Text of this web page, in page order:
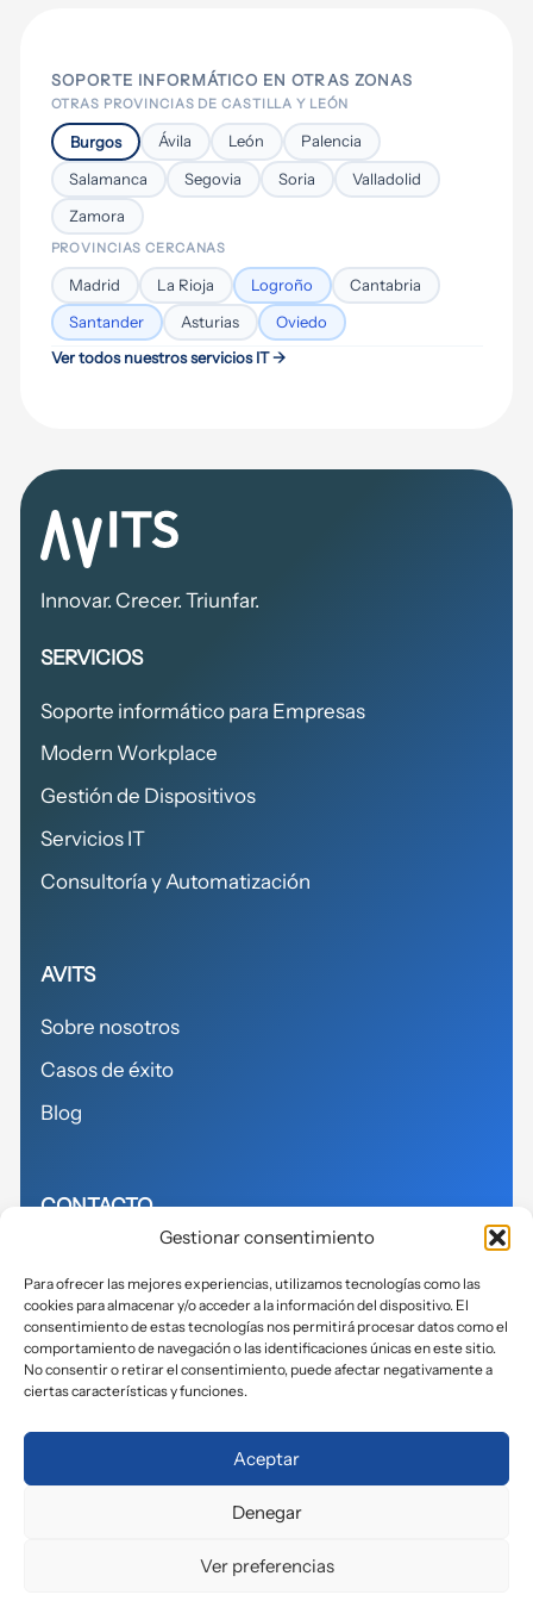
Gestionar consentimiento
Para ofrecer las mejores experiencias, utilizamos tecnologías como las
cookies para almacenar y/o acceder a la información del dispositivo. El
consentimiento de estas tecnologías nos permitirá procesar datos como el
comportamiento de navegación o las identificaciones únicas en este sitio.
No consentir o retirar el consentimiento, puede afectar negativamente a
ciertas características y funciones.
Aceptar
Denegar
Ver preferencias
necesitas, hacemos una primera
valoración sin compromiso.
de dispositivos, seguridad informática
activa y asesoramiento en decisiones
tecnológicas. El objetivo es que la
tecnología funcione sin que el equipo
tenga que preocuparse por ella.
SOPORTE INFORMÁTICO EN OTRAS ZONAS
OTRAS PROVINCIAS DE CASTILLA Y LEÓN
Burgos Ávila León
Palencia
Salamanca
Segovia Soria
Valladolid
Zamora
PROVINCIAS CERCANAS
Madrid La Rioja Logroño
Cantabria
Santander
Asturias
Oviedo
Ver todos nuestros servicios IT →
Innovar. Crecer. Triunfar.
SERVICIOS
Soporte informático para Empresas
Modern Workplace
Gestión de Dispositivos
Servicios IT
Consultoría y Automatización
AVITS
Sobre nosotros
Casos de éxito
Blog
CONTACTO
info@avits.es
Política de privacidad